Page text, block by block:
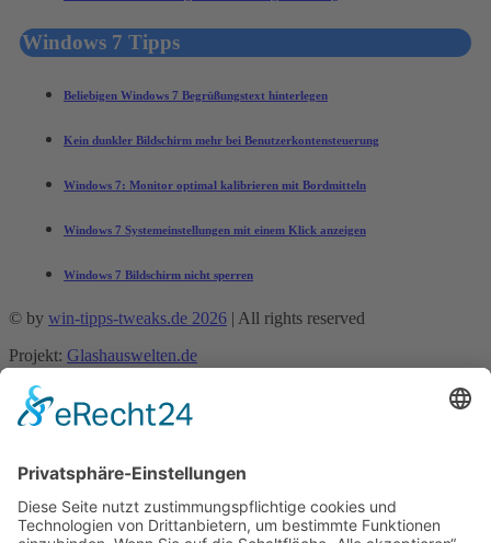
Windows 7 Tipps
Beliebigen Windows 7 Begrüßungstext hinterlegen
Kein dunkler Bildschirm mehr bei Benutzerkontensteuerung
Windows 7: Monitor optimal kalibrieren mit Bordmitteln
Windows 7 Systemeinstellungen mit einem Klick anzeigen
Windows 7 Bildschirm nicht sperren
© by win-tipps-tweaks.de 2026 | All rights reserved
Projekt: Glashauswelten.de
Mobile Menu Toggle
Excel
Outlook
Powerpoint